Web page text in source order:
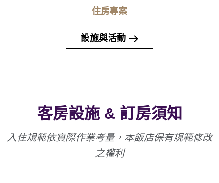
住房專案
設施與活動
客房設施 & 訂房須知
入住規範依實際作業考量，本飯店保有規範修改
之權利